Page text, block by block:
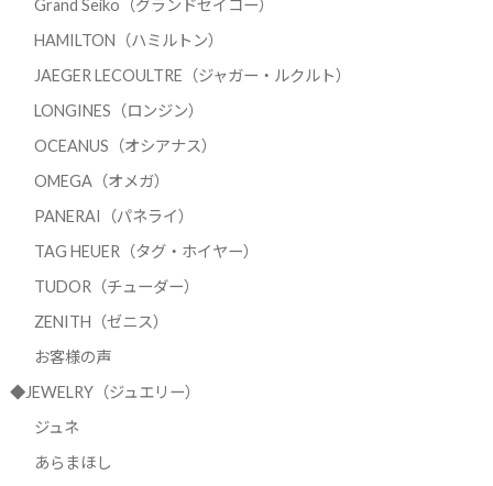
Grand Seiko（グランドセイコー）
HAMILTON（ハミルトン）
JAEGER LECOULTRE（ジャガー・ルクルト）
LONGINES（ロンジン）
OCEANUS（オシアナス）
OMEGA（オメガ）
PANERAI（パネライ）
TAG HEUER（タグ・ホイヤー）
TUDOR（チューダー）
ZENITH（ゼニス）
お客様の声
◆JEWELRY（ジュエリー）
ジュネ
あらまほし